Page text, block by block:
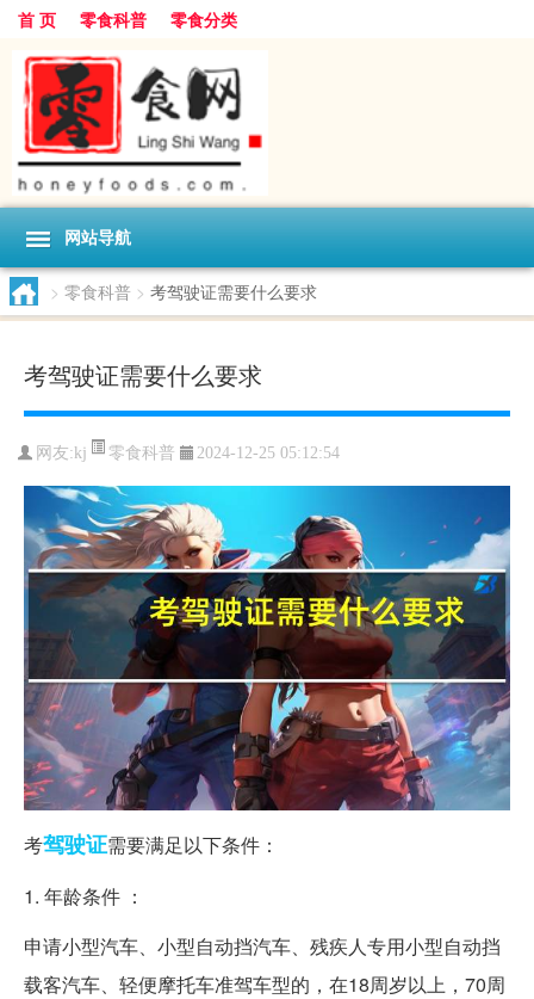
首 页 零食科普 零食分类
网站导航
> 零食科普 > 考驾驶证需要什么要求
考驾驶证需要什么要求
网友:kj 零食科普 2024-12-25 05:12:54
考驾驶证需要满足以下条件：
1. 年龄条件 ：
申请小型汽车、小型自动挡汽车、残疾人专用小型自动挡
载客汽车、轻便摩托车准驾车型的，在18周岁以上，70周